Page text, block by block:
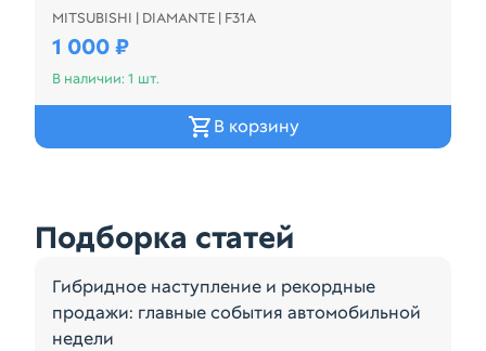
Диск тормозной MITSUBISHI DIAMANTE F31A
MITSUBISHI | DIAMANTE | F31A
1 000 ₽
В наличии: 1 шт.
В корзину
Подборка статей
Гибридное наступление и рекордные
продажи: главные события автомобильной
недели